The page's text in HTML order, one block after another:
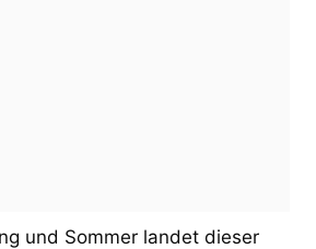
und Sommer landet dieser